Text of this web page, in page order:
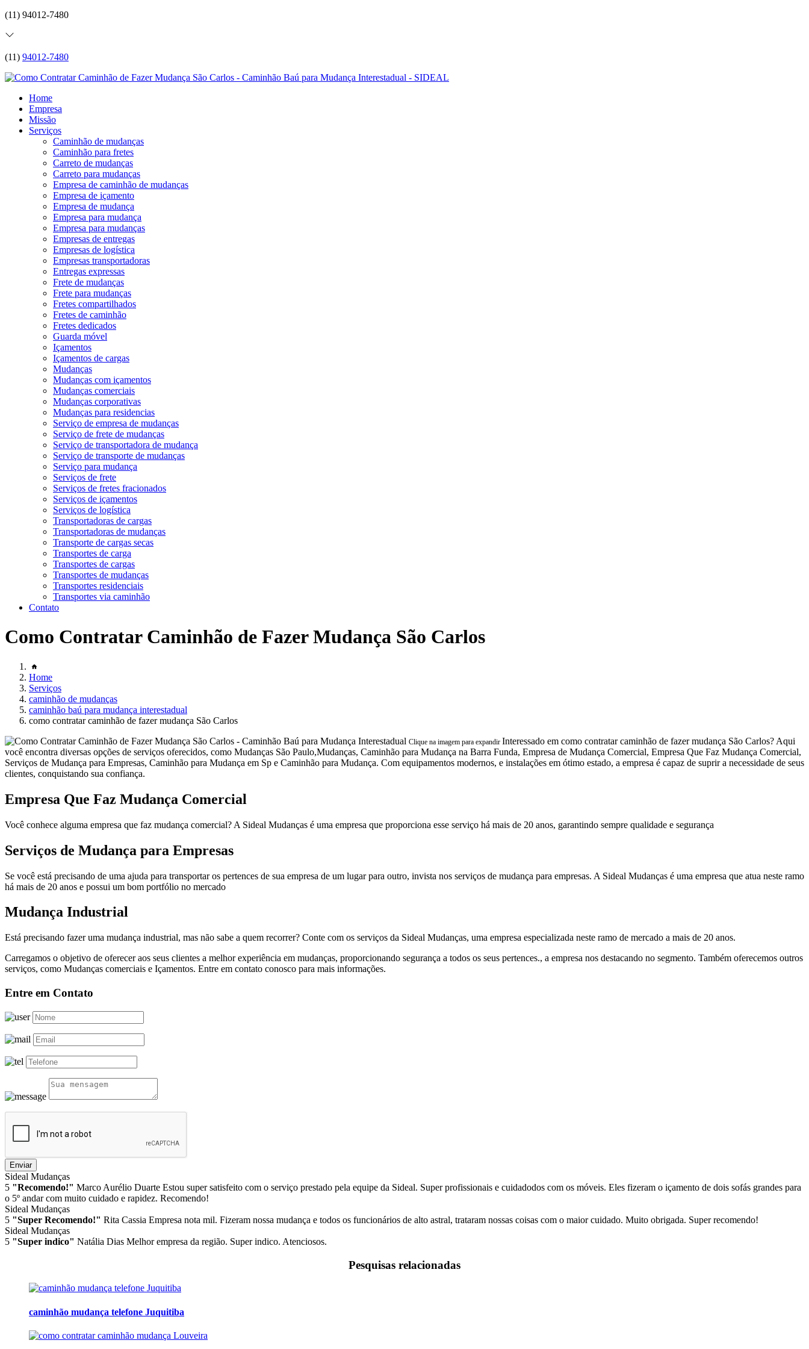
(11) 94012-7480
(11) 94012-7480
Home
Empresa
Missão
Serviços
Caminhão de mudanças
Caminhão para fretes
Carreto de mudanças
Carreto para mudanças
Empresa de caminhão de mudanças
Empresa de içamento
Empresa de mudança
Empresa para mudança
Empresa para mudanças
Empresas de entregas
Empresas de logística
Empresas transportadoras
Entregas expressas
Frete de mudanças
Frete para mudanças
Fretes compartilhados
Fretes de caminhão
Fretes dedicados
Guarda móvel
Içamentos
Içamentos de cargas
Mudanças
Mudanças com içamentos
Mudanças comerciais
Mudanças corporativas
Mudanças para residencias
Serviço de empresa de mudanças
Serviço de frete de mudanças
Serviço de transportadora de mudança
Serviço de transporte de mudanças
Serviço para mudança
Serviços de frete
Serviços de fretes fracionados
Serviços de içamentos
Serviços de logística
Transportadoras de cargas
Transportadoras de mudanças
Transporte de cargas secas
Transportes de carga
Transportes de cargas
Transportes de mudanças
Transportes residenciais
Transportes via caminhão
Contato
Como Contratar Caminhão de Fazer Mudança São Carlos
Home
Serviços
caminhão de mudanças
caminhão baú para mudança interestadual
como contratar caminhão de fazer mudança São Carlos
Clique na imagem para expandir Interessado em como contratar caminhão de fazer mudança São Carlos? Aqui
você encontra diversas opções de serviços oferecidos, como Mudanças São Paulo,Mudanças, Caminhão para Mudança na Barra Funda, Empresa de Mudança Comercial, Empresa Que Faz Mudança Comercial,
Serviços de Mudança para Empresas, Caminhão para Mudança em Sp e Caminhão para Mudança. Com equipamentos modernos, e instalações em ótimo estado, a empresa é capaz de suprir a necessidade de seus
clientes, conquistando sua confiança.
Empresa Que Faz Mudança Comercial
Você conhece alguma empresa que faz mudança comercial? A Sideal Mudanças é uma empresa que proporciona esse serviço há mais de 20 anos, garantindo sempre qualidade e segurança
Serviços de Mudança para Empresas
Se você está precisando de uma ajuda para transportar os pertences de sua empresa de um lugar para outro, invista nos serviços de mudança para empresas. A Sideal Mudanças é uma empresa que atua neste ramo
há mais de 20 anos e possui um bom portfólio no mercado
Mudança Industrial
Está precisando fazer uma mudança industrial, mas não sabe a quem recorrer? Conte com os serviços da Sideal Mudanças, uma empresa especializada neste ramo de mercado a mais de 20 anos.
Carregamos o objetivo de oferecer aos seus clientes a melhor experiência em mudanças, proporcionando segurança a todos os seus pertences., a empresa nos destacando no segmento. Também oferecemos outros
serviços, como Mudanças comerciais e Içamentos. Entre em contato conosco para mais informações.
Entre em Contato
Enviar
Sideal Mudanças
5 "Recomendo!" Marco Aurélio Duarte Estou super satisfeito com o serviço prestado pela equipe da Sideal. Super profissionais e cuidadodos com os móveis. Eles fizeram o içamento de dois sofás grandes para
o 5º andar com muito cuidado e rapidez. Recomendo!
Sideal Mudanças
5 "Super Recomendo!" Rita Cassia Empresa nota mil. Fizeram nossa mudança e todos os funcionários de alto astral, trataram nossas coisas com o maior cuidado. Muito obrigada. Super recomendo!
Sideal Mudanças
5 "Super indico" Natália Dias Melhor empresa da região. Super indico. Atenciosos.
Pesquisas relacionadas
caminhão mudança telefone Juquitiba